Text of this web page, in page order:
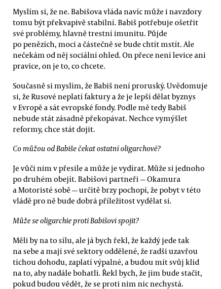
Myslím si, že ne. Babišova vláda navíc může i navzdory
tomu být překvapivě stabilní. Babiš potřebuje ošetřit
své problémy, hlavně trestní imunitu. Půjde
po penězích, moci a částečně se bude chtít mstít. Ale
nečekám od něj sociální ohled. On přece není levice ani
pravice, on je to, co chcete.
Současně si myslím, že Babiš není proruský. Uvědomuje
si, že Rusové neplatí faktury a že je lepší dělat byznys
v Evropě a sát evropské fondy. Podle mě tedy Babiš
nebude stát zásadně překopávat. Nechce vymýšlet
reformy, chce stát dojit.
Co můžou od Babiše čekat ostatní oligarchové?
Je vůči nim v přesile a může je vydírat. Může si jednoho
po druhém obejít. Babišovi partneři — Okamura
a Motoristé sobě — určitě brzy pochopí, že pobyt v této
vládě pro ně bude dobrá příležitost vydělat si.
Může se oligarchie proti Babišovi spojit?
Měli by na to sílu, ale já bych řekl, že každý jede tak
na sebe a mají své sektory oddělené, že radši uzavřou
tichou dohodu, zaplatí výpalné, a budou mít svůj klid
na to, aby nadále bohatli. Řekl bych, že jim bude stačit,
pokud budou vědět, že se proti nim nic nechystá.